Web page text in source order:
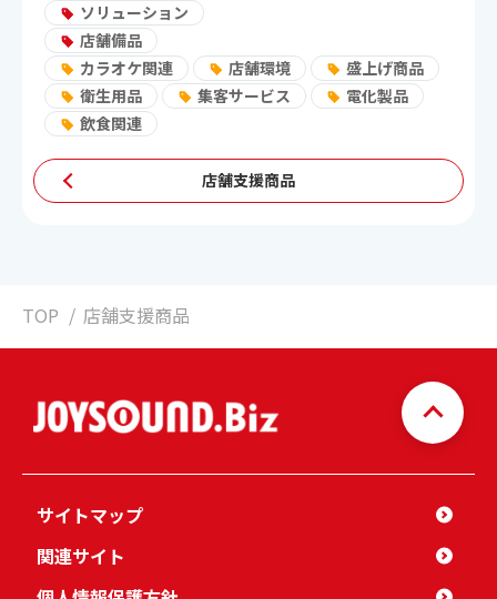
ソリューション
店舗備品
カラオケ関連
店舗環境
盛上げ商品
衛生用品
集客サービス
電化製品
飲食関連
店舗支援商品
TOP 店舗支援商品
サイトマップ
関連サイト